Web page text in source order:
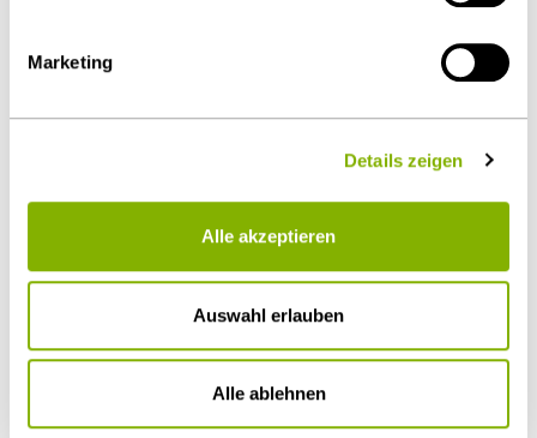
Marketing
Details zeigen
Alle akzeptieren
Auswahl erlauben
Alle ablehnen
Restrukturierung & Insolvenzrecht
Ansprechpartner